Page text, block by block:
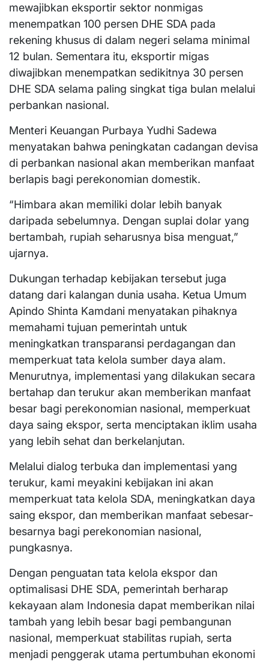
mewajibkan eksportir sektor nonmigas
menempatkan 100 persen DHE SDA pada
rekening khusus di dalam negeri selama minimal
12 bulan. Sementara itu, eksportir migas
diwajibkan menempatkan sedikitnya 30 persen
DHE SDA selama paling singkat tiga bulan melalui
perbankan nasional.
Menteri Keuangan Purbaya Yudhi Sadewa
menyatakan bahwa peningkatan cadangan devisa
di perbankan nasional akan memberikan manfaat
berlapis bagi perekonomian domestik.
“Himbara akan memiliki dolar lebih banyak
daripada sebelumnya. Dengan suplai dolar yang
bertambah, rupiah seharusnya bisa menguat,”
ujarnya.
Dukungan terhadap kebijakan tersebut juga
datang dari kalangan dunia usaha. Ketua Umum
Apindo Shinta Kamdani menyatakan pihaknya
memahami tujuan pemerintah untuk
meningkatkan transparansi perdagangan dan
memperkuat tata kelola sumber daya alam.
Menurutnya, implementasi yang dilakukan secara
bertahap dan terukur akan memberikan manfaat
besar bagi perekonomian nasional, memperkuat
daya saing ekspor, serta menciptakan iklim usaha
yang lebih sehat dan berkelanjutan.
Melalui dialog terbuka dan implementasi yang
terukur, kami meyakini kebijakan ini akan
memperkuat tata kelola SDA, meningkatkan daya
saing ekspor, dan memberikan manfaat sebesar-
besarnya bagi perekonomian nasional,
pungkasnya.
Dengan penguatan tata kelola ekspor dan
optimalisasi DHE SDA, pemerintah berharap
kekayaan alam Indonesia dapat memberikan nilai
tambah yang lebih besar bagi pembangunan
nasional, memperkuat stabilitas rupiah, serta
menjadi penggerak utama pertumbuhan ekonomi